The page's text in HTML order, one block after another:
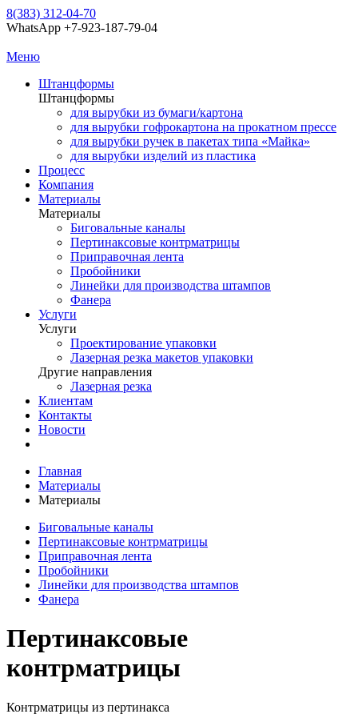
8(383) 312-04-70
WhatsApp +7-923-187-79-04
Меню
Штанцформы
Штанцформы
для вырубки из бумаги/картона
для вырубки гофрокартона на прокатном прессе
для вырубки ручек в пакетах типа «Майка»
для вырубки изделий из пластика
Процесс
Компания
Материалы
Материалы
Биговальные каналы
Пертинаксовые контрматрицы
Приправочная лента
Пробойники
Линейки для производства штампов
Фанера
Услуги
Услуги
Проектирование упаковки
Лазерная резка макетов упаковки
Другие направления
Лазерная резка
Клиентам
Контакты
Новости
Главная
Материалы
Материалы
Биговальные каналы
Пертинаксовые контрматрицы
Приправочная лента
Пробойники
Линейки для производства штампов
Фанера
Пертинаксовые
контрматрицы
Контрматрицы из пертинакса